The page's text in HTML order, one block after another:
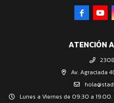
ATENCIÓN
Av. Agraciada
Lunes a Viernes de 09:30 a
 